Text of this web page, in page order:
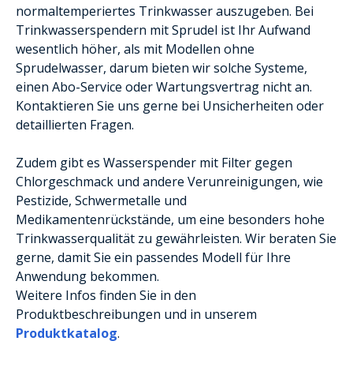
normaltemperiertes Trinkwasser auszugeben. Bei
Trinkwasserspendern mit Sprudel ist Ihr Aufwand
wesentlich höher, als mit Modellen ohne
Sprudelwasser, darum bieten wir solche Systeme,
einen Abo-Service oder Wartungsvertrag nicht an.
Kontaktieren Sie uns gerne bei Unsicherheiten oder
detaillierten Fragen.
Zudem gibt es Wasserspender mit Filter gegen
Chlorgeschmack und andere Verunreinigungen, wie
Pestizide, Schwermetalle und
Medikamentenrückstände, um eine besonders hohe
Trinkwasserqualität zu gewährleisten. Wir beraten Sie
gerne, damit Sie ein passendes Modell für Ihre
Anwendung bekommen.
Weitere Infos finden Sie in den
Produktbeschreibungen und in unserem
Produktkatalog.